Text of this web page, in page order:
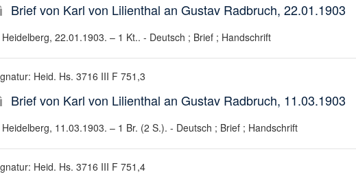
Brief von Karl von Lilienthal an Gustav Radbruch, 22.01.1903
Heidelberg, 22.01.1903. – 1 Kt.. - Deutsch ; Brief ; Handschrift
Heid. Hs. 3716 III F 751,3
Brief von Karl von Lilienthal an Gustav Radbruch, 11.03.1903
Heidelberg, 11.03.1903. – 1 Br. (2 S.). - Deutsch ; Brief ; Handschrift
Heid. Hs. 3716 III F 751,4